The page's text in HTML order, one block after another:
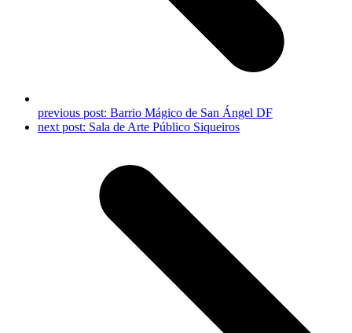
previous post: Barrio Mágico de San Ángel DF
next post: Sala de Arte Público Siqueiros